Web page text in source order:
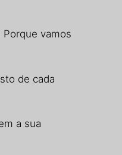
vamos
de cada
a sua